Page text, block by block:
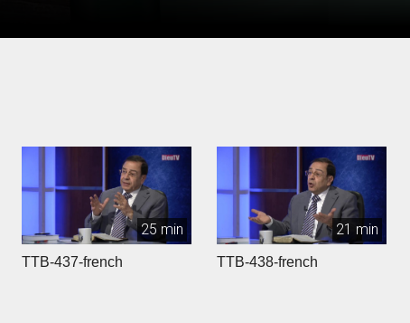
25 min
TTB-437-french
21 min
TTB-438-french